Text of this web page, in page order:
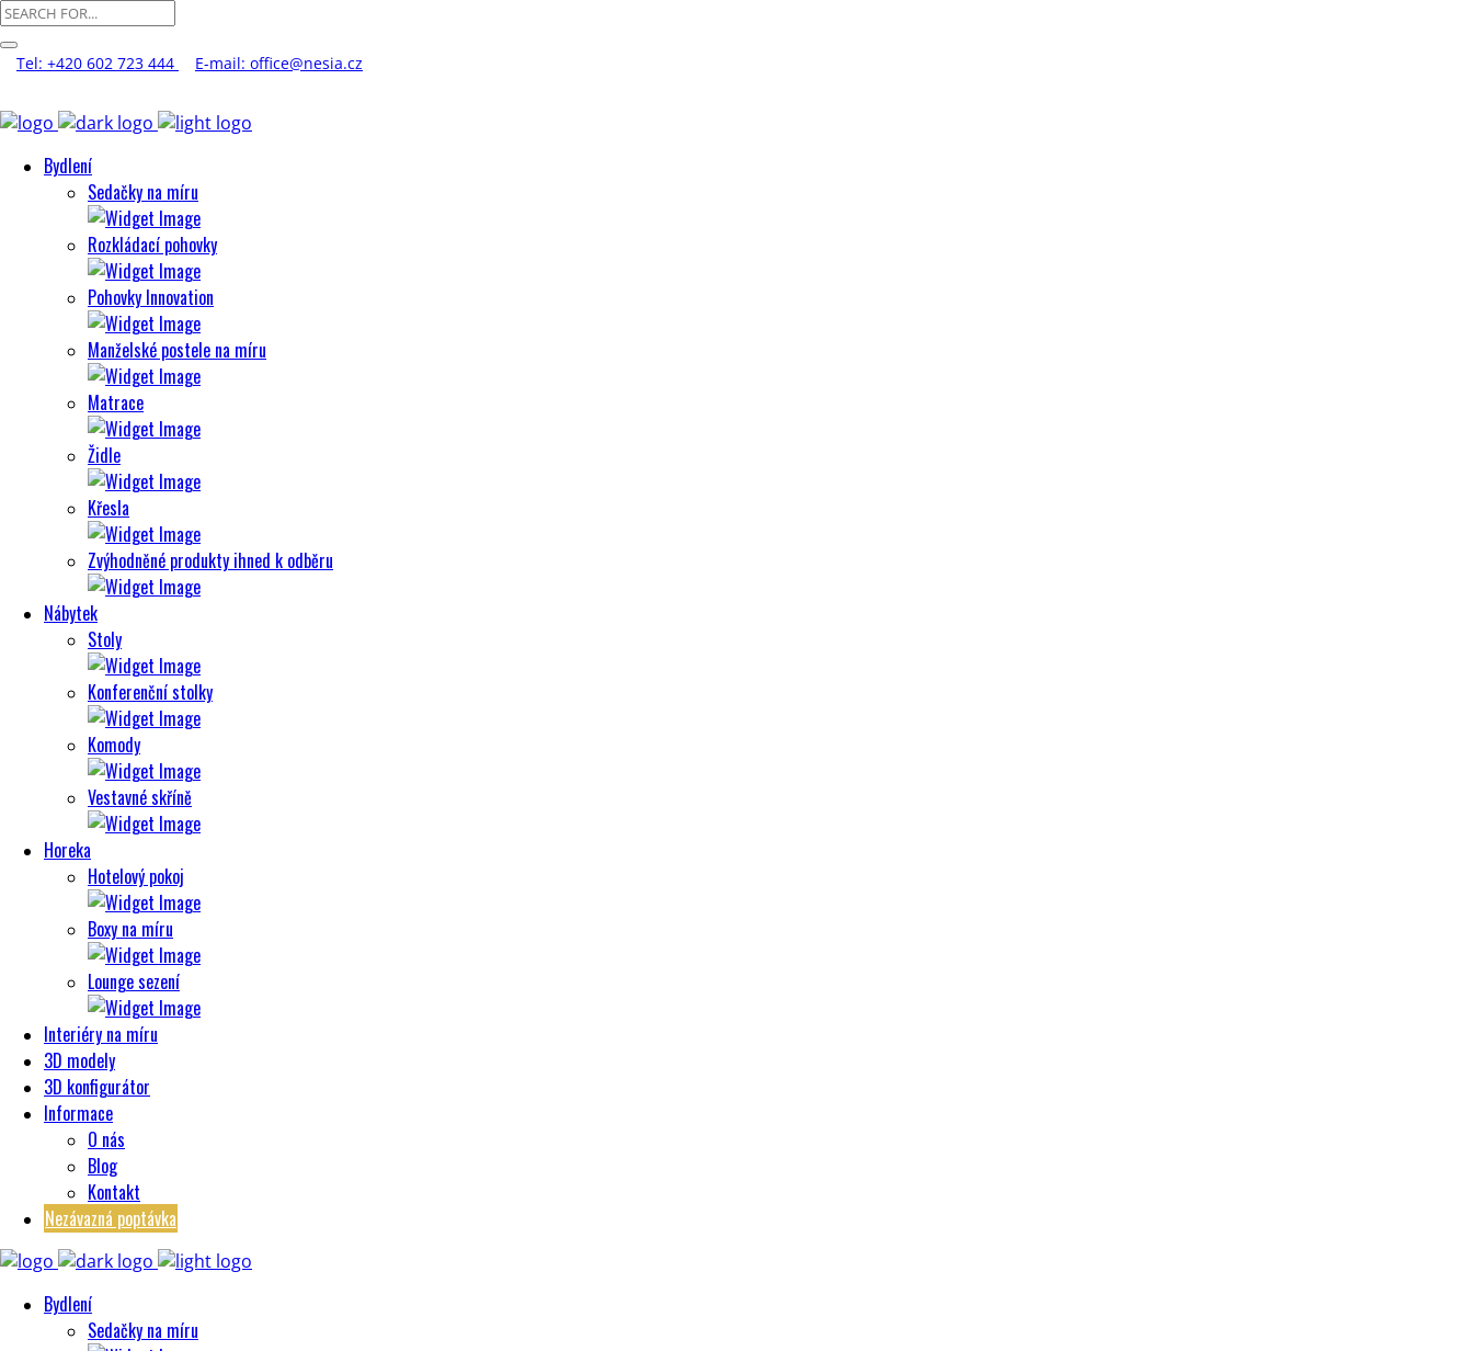
Tel: +420 602 723 444 E-mail: office@nesia.cz
Bydlení
Sedačky na míru
Rozkládací pohovky
Pohovky Innovation
Manželské postele na míru
Matrace
Židle
Křesla
Zvýhodněné produkty ihned k odběru
Nábytek
Stoly
Konferenční stolky
Komody
Vestavné skříně
Horeka
Hotelový pokoj
Boxy na míru
Lounge sezení
Interiéry na míru
3D modely
3D konfigurátor
Informace
O nás
Blog
Kontakt
Nezávazná poptávka
Bydlení
Sedačky na míru